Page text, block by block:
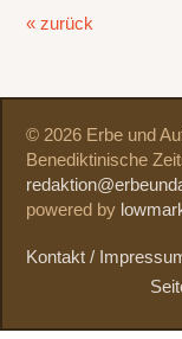
« zurück
© 2026 Erbe und
Benediktinische
powered by
Kontakt /